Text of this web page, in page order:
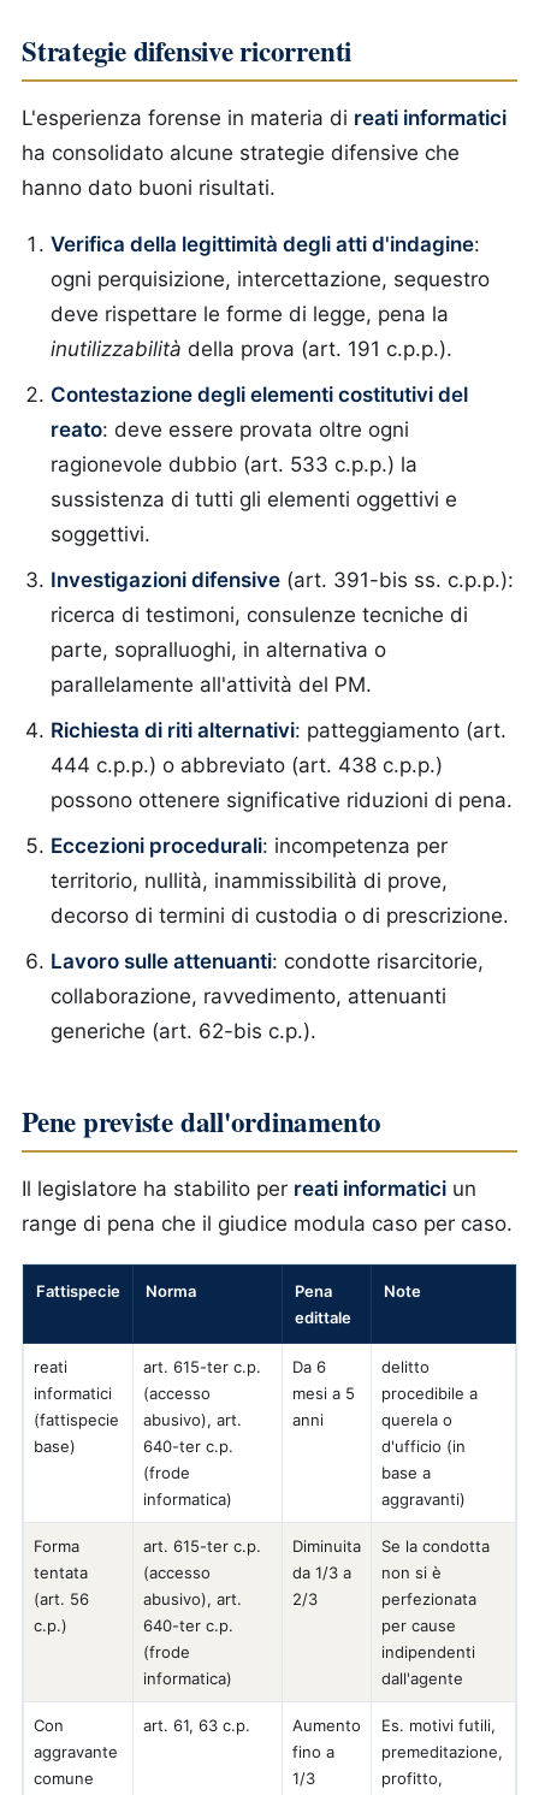
Strategie difensive ricorrenti
L'esperienza forense in materia di reati informatici
ha consolidato alcune strategie difensive che
hanno dato buoni risultati.
Verifica della legittimità degli atti d'indagine:
ogni perquisizione, intercettazione, sequestro
deve rispettare le forme di legge, pena la
inutilizzabilità della prova (art. 191 c.p.p.).
Contestazione degli elementi costitutivi del
reato: deve essere provata oltre ogni
ragionevole dubbio (art. 533 c.p.p.) la
sussistenza di tutti gli elementi oggettivi e
soggettivi.
Investigazioni difensive (art. 391-bis ss. c.p.p.):
ricerca di testimoni, consulenze tecniche di
parte, sopralluoghi, in alternativa o
parallelamente all'attività del PM.
Richiesta di riti alternativi: patteggiamento (art.
444 c.p.p.) o abbreviato (art. 438 c.p.p.)
possono ottenere significative riduzioni di pena.
Eccezioni procedurali: incompetenza per
territorio, nullità, inammissibilità di prove,
decorso di termini di custodia o di prescrizione.
Lavoro sulle attenuanti: condotte risarcitorie,
collaborazione, ravvedimento, attenuanti
generiche (art. 62-bis c.p.).
Pene previste dall'ordinamento
Il legislatore ha stabilito per reati informatici un
range di pena che il giudice modula caso per caso.
Fattispecie Norma
Pena
edittale
Note
reati
informatici
(fattispecie
base)
art. 615-ter c.p.
(accesso
abusivo), art.
640-ter c.p.
(frode
informatica)
Da 6
mesi a 5
anni
delitto
procedibile a
querela o
d'ufficio (in
base a
aggravanti)
Forma
tentata
(art. 56
c.p.)
art. 615-ter c.p.
(accesso
abusivo), art.
640-ter c.p.
(frode
informatica)
Diminuita
da 1/3 a
2/3
Se la condotta
non si è
perfezionata
per cause
indipendenti
dall'agente
Con
aggravante
comune
art. 61, 63 c.p.
Aumento
fino a
1/3
Es. motivi futili,
premeditazione,
profitto,